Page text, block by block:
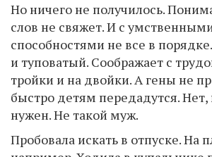
Но ничего не получилось.
слов не свяжет. И с
способностями не все в
и туповатый. Соображает с
тройки и на двойки. А гены не
быстро детям передадутся.
нужен. Не такой муж.
Пробовала искать в отпуске. На